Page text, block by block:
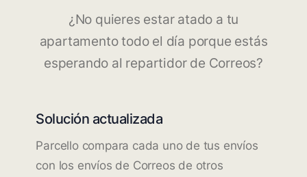
¿No quieres estar atado a tu
apartamento todo el día porque estás
esperando al repartidor de Correos?
Solución actualizada
Parcello compara cada uno de tus envíos
con los envíos de Correos de otros